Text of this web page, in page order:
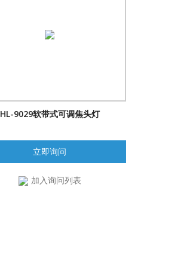
HL-9029软带式可调焦头灯
立即询问
加入询问列表